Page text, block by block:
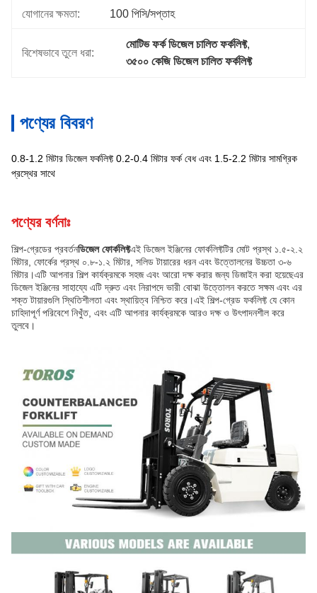
যোগানের ক্ষমতা: 100 পিসি/সপ্তাহ
বিশেষভাবে তুলে ধরা:
মোটিভ ফর্ক ডিজেল চালিত ফর্কলিফ্ট,
৩৫০০ কেজি ডিজেল চালিত ফর্কলিফ্ট
পণ্যের বিবরণ
0.8-1.2 মিটার ডিজেল ফর্কলিফ্ট 0.2-0.4 মিটার ফর্ক বেধ এবং 1.5-2.2 মিটার সামগ্রিক
প্রস্থের সাথে
পণ্যের বর্ণনাঃ
শিল্প-গ্রেডের প্রবর্তনডিজেল ফোর্কলিফ্টএই ডিজেল ইঞ্জিনের ফোর্কলিফ্টটির মোট প্রস্থ ১.৫-২.২
মিটার, ফোর্কের প্রস্থ ০.৮-১.২ মিটার, সলিড টায়ারের ধরন এবং উত্তোলনের উচ্চতা ৩-৬
মিটার।এটি আপনার শিল্প কার্যক্রমকে সহজ এবং আরো দক্ষ করার জন্য ডিজাইন করা হয়েছেএর
ডিজেল ইঞ্জিনের সাহায্যে এটি দ্রুত এবং নিরাপদে ভারী বোঝা উত্তোলন করতে সক্ষম এবং এর
শক্ত টায়ারগুলি স্থিতিশীলতা এবং স্থায়িত্ব নিশ্চিত করে।এই শিল্প-গ্রেড ফর্কলিফ্ট যে কোন
চাহিদাপূর্ণ পরিবেশে নিখুঁত, এবং এটি আপনার কার্যক্রমকে আরও দক্ষ ও উৎপাদনশীল করে
তুলবে।